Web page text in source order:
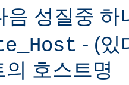
음 성질중 하
- (있
의 호스트명